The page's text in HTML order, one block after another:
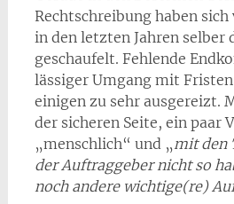
Rechtschreibung haben
in den letzten Jahren selber
geschaufelt. Fehlende
lässiger Umgang mit
einigen zu sehr ausgereizt.
der sicheren Seite, ein paar
„menschlich“ und „ mit den
der Auftraggeber nicht so
noch andere wichtige(re)